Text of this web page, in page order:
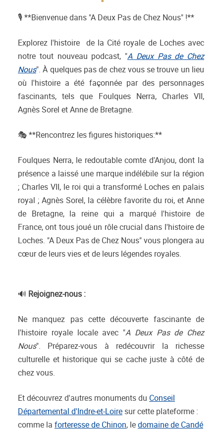
🎙️ **Bienvenue dans "A Deux Pas de Chez Nous" !**
Explorez l'histoire de la Cité royale de Loches avec
notre tout nouveau podcast, "A Deux Pas de Chez
Nous". À quelques pas de chez vous se trouve un lieu
où l'histoire a été façonnée par des personnages
fascinants, tels que Foulques Nerra, Charles VII,
Agnès Sorel et Anne de Bretagne.
🎭 **Rencontrez les figures historiques:**
Foulques Nerra, le redoutable comte d'Anjou, dont la
présence a laissé une marque indélébile sur la région
; Charles VII, le roi qui a transformé Loches en palais
royal ; Agnès Sorel, la célèbre favorite du roi, et Anne
de Bretagne, la reine qui a marqué l'histoire de
France, ont tous joué un rôle crucial dans l'histoire de
Loches. "A Deux Pas de Chez Nous" vous plongera au
cœur de leurs vies et de leurs légendes royales.
🔊 Rejoignez-nous :
Ne manquez pas cette découverte fascinante de
l'histoire royale locale avec "A Deux Pas de Chez
Nous". Préparez-vous à redécouvrir la richesse
culturelle et historique qui se cache juste à côté de
chez vous.
Et découvrez d'autres monuments du Conseil
Départemental d'Indre-et-Loire sur cette plateforme :
comme la forteresse de Chinon, ledomaine de Candé